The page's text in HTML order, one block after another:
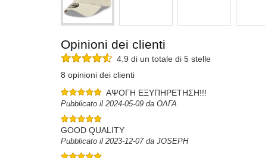
Opinioni dei clienti
4.9 di un totale di 5 stelle
8 opinioni dei clienti
ΑΨΟΓΗ ΕΞΥΠΗΡΕΤΗΣΗ!!!
Pubblicato il 2024-05-09 da ΟΛΓΑ
GOOD QUALITY
Pubblicato il 2023-12-07 da JOSEPH